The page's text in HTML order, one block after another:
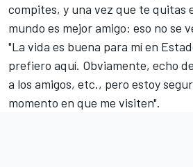
compites, y una vez que te quitas
mundo es mejor amigo: eso no se
"La vida es buena para mí en
prefiero aquí. Obviamente, echo
a los amigos, etc., pero estoy
momento en que me visiten".